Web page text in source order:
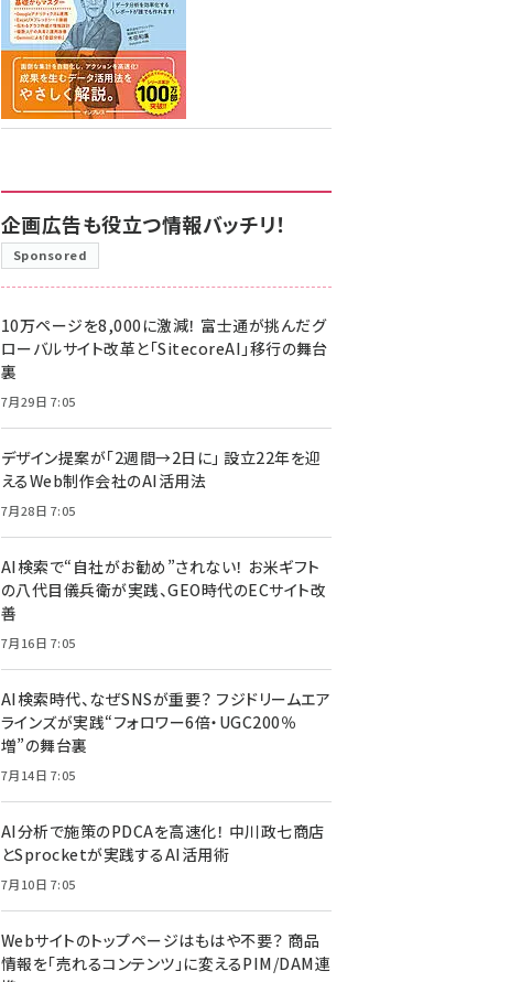
企画広告も役立つ情報バッチリ！
Sponsored
10万ページを8,000に激減！ 富士通が挑んだグ
ローバルサイト改革と「SitecoreAI」移行の舞台
裏
7月29日 7:05
デザイン提案が「2週間→2日に」 設立22年を迎
えるWeb制作会社のAI活用法
7月28日 7:05
AI検索で“自社がお勧め”されない！ お米ギフト
の八代目儀兵衛が実践、GEO時代のECサイト改
善
7月16日 7:05
AI検索時代、なぜSNSが重要？ フジドリームエア
ラインズが実践“フォロワー6倍・UGC200％
増”の舞台裏
7月14日 7:05
AI分析で施策のPDCAを高速化！ 中川政七商店
とSprocketが実践するAI活用術
7月10日 7:05
Webサイトのトップページはもはや不要？ 商品
情報を「売れるコンテンツ」に変えるPIM/DAM連